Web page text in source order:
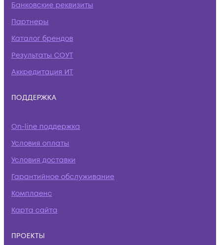
Банковские реквизиты
Партнеры
Каталог брендов
Результаты СОУТ
Аккредитация ИТ
ПОДДЕРЖКА
On-line поддержка
Условия оплаты
Условия доставки
Гарантийное обслуживание
Комплаенс
Карта сайта
ПРОЕКТЫ